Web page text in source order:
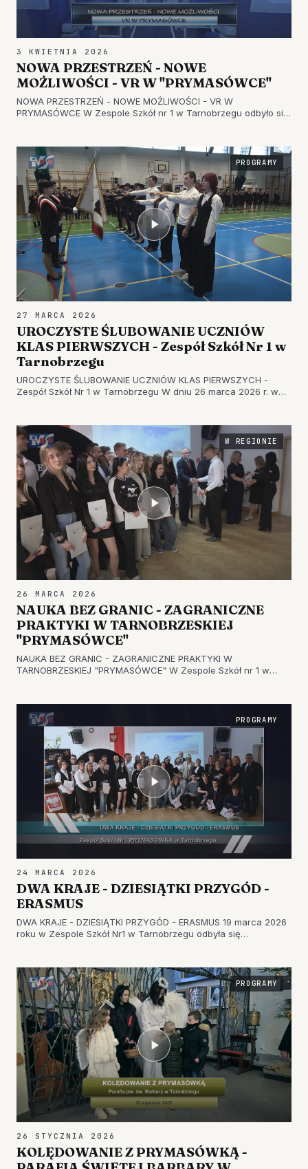
3 KWIETNIA 2026
NOWA PRZESTRZEŃ - NOWE
MOŻLIWOŚCI - VR W "PRYMASÓWCE"
NOWA PRZESTRZEŃ - NOWE MOŻLIWOŚCI - VR W
PRYMASÓWCE W Zespole Szkół nr 1 w Tarnobrzegu odbyło się
Pracownia powstała dzięki dofinansowa…
PROGRAMY
27 MARCA 2026
UROCZYSTE ŚLUBOWANIE UCZNIÓW
KLAS PIERWSZYCH - Zespół Szkół Nr 1 w
Tarnobrzegu
UROCZYSTE ŚLUBOWANIE UCZNIÓW KLAS PIERWSZYCH -
Zespół Szkół Nr 1 w Tarnobrzegu W dniu 26 marca 2026 r. w
pierwszych technikum, w tym…
W REGIONIE
26 MARCA 2026
NAUKA BEZ GRANIC - ZAGRANICZNE
PRAKTYKI W TARNOBRZESKIEJ
"PRYMASÓWCE"
NAUKA BEZ GRANIC - ZAGRANICZNE PRAKTYKI W
TARNOBRZESKIEJ "PRYMASÓWCE" W Zespole Szkół nr 1 w
nauczyciele brali udział w zagranicznych…
PROGRAMY
24 MARCA 2026
DWA KRAJE - DZIESIĄTKI PRZYGÓD -
ERASMUS
DWA KRAJE - DZIESIĄTKI PRZYGÓD - ERASMUS 19 marca 2026
roku w Zespole Szkół Nr1 w Tarnobrzegu odbyła się
Chorwacja, Malta. Koo…
PROGRAMY
26 STYCZNIA 2026
KOLĘDOWANIE Z PRYMASÓWKĄ -